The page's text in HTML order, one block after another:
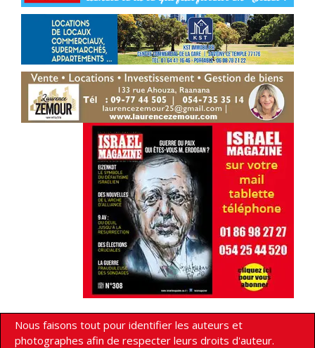
Nous faisons tout pour identifier les auteurs et
photographes afin de respecter leurs droits d'auteur.